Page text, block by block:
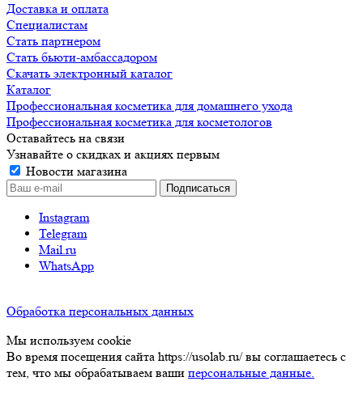
Доставка и оплата
Специалистам
Стать партнером
Стать бьюти-амбассадором
Скачать электронный каталог
Каталог
Профессиональная косметика для домашнего ухода
Профессиональная косметика для косметологов
Оставайтесь на связи
Узнавайте о скидках и акциях первым
Новости магазина
Instagram
Telegram
Mail.ru
WhatsApp
Обработка персональных данных
Мы используем cookie
Во время посещения сайта https://usolab.ru/ вы соглашаетесь с
тем, что мы обрабатываем ваши персональные данные.